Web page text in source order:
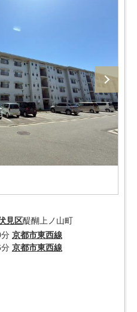
見区醍醐上ノ山町
京都市東西線
京都市東西線